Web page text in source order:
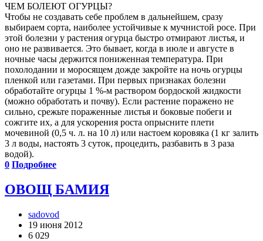
ЧЕМ БОЛЕЮТ ОГУРЦЫ?
Чтобы не создавать себе проблем в дальнейшем, сразу
выбираем сорта, наиболее устойчивые к мучнистой росе. При
этой болезни у растения огурца быстро отмирают листья, и
оно не развивается. Это бывает, когда в июле и августе в
ночные часы держится пониженная температура. При
похолодании и моросящем дожде закройте на ночь огурцы
пленкой или газетами. При первых признаках болезни
обработайте огурцы 1 %-м раствором бордоской жидкости
(можно обработать и почву). Если растение поражено не
сильно, срежьте пораженные листья и боковые побеги и
сожгите их, а для ускорения роста опрысните плети
мочевиной (0,5 ч. л. на 10 л) или настоем коровяка (1 кг залить
3 л воды, настоять 3 суток, процедить, разбавить в 3 раза
водой).
0 Подробнее
ОВОЩ БАМИЯ
sadovod
19 июня 2012
6 029